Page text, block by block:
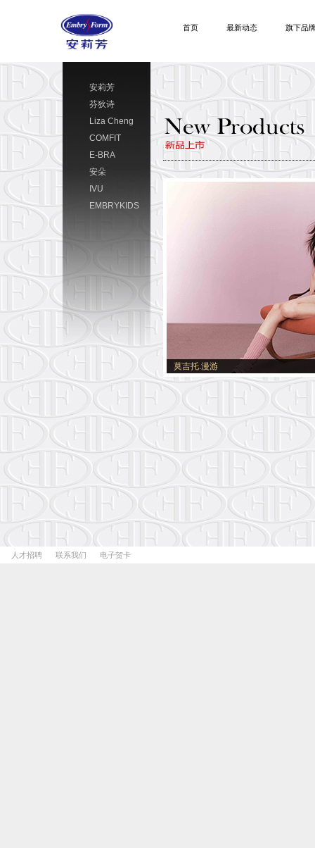
首页 最新动态 旗下品
安莉芳
芬狄诗
Liza Cheng
COMFIT
E-BRA
安朵
IVU
EMBRYKIDS
莫吉托.漫游
人才招聘 联系我们 电子贺卡